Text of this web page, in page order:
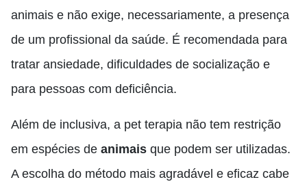
animais e não exige, necessariamente, a presença
de um profissional da saúde. É recomendada para
tratar ansiedade, dificuldades de socialização e
para pessoas com deficiência.
Além de inclusiva, a pet terapia não tem restrição
em espécies de animais que podem ser utilizadas.
A escolha do método mais agradável e eficaz cabe